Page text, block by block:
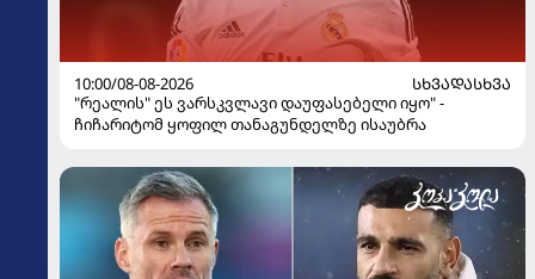
10:00/08-08-2026
ᲡᲮᲕᲐᲓᲐᲡᲮᲕᲐ
"რეალის" ეს ვარსკვლავი დაუფასებელი იყო" -
ჩიჩარიტომ ყოფილ თანაგუნდელზე ისაუბრა